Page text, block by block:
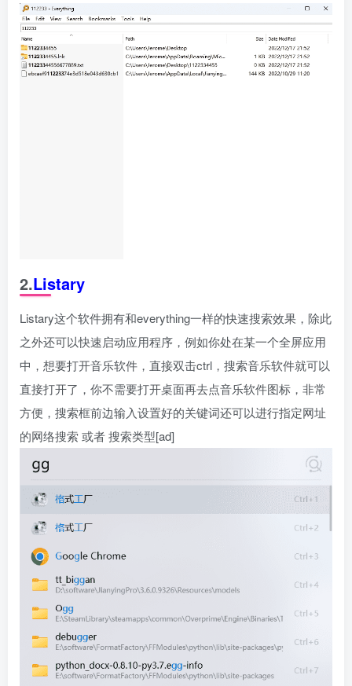
2.Listary
Listary这个软件拥有和everything一样的快速搜索效果，除此
之外还可以快速启动应用程序，例如你处在某一个全屏应用
中，想要打开音乐软件，直接双击ctrl，搜索音乐软件就可以
直接打开了，你不需要打开桌面再去点音乐软件图标，非常
方便，搜索框前边输入设置好的关键词还可以进行指定网址
的网络搜索 或者 搜索类型[ad]